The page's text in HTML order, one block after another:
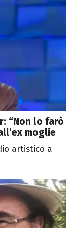
“Non lo farò
moglie
artistico a